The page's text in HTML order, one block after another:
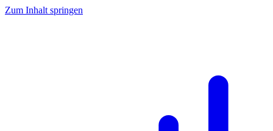
Zum Inhalt springen